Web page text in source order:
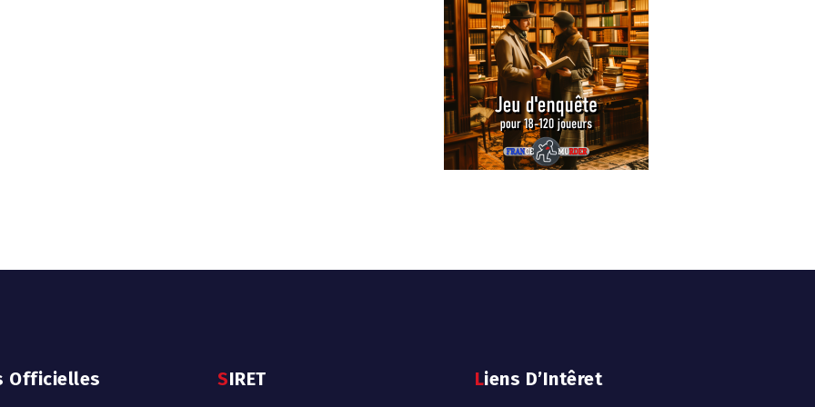
Officielles SIRET Liens D’Intêret